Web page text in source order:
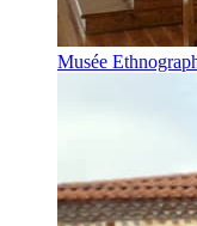
Musée